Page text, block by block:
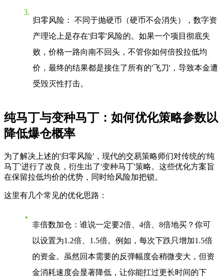
归零风险 ： 不同于抛硬币（硬币不会消失），数字资
产理论上是存在'归零'风险的。如果一个项目彻底失
败，价格一路向南不回头，不管你如何倍投拉低均
价，最终的结果都是接住了所有的'飞刀'，导致本金遭
受毁灭性打击。
纯马丁与变种马丁：如何优化策略参数以
降低爆仓概率
为了解决上述的'归零风险'，现代的交易策略师们对传统的'纯
马丁'进行了改良，衍生出了'变种马丁'策略。这些优化方案旨
在保留拉低均价的优势，同时给风险加把锁。
这里有几个常见的优化思路：
非倍数加仓 ：谁说一定要2倍、4倍、8倍地买？你可
以设置为1.2倍、1.5倍。例如，每次下跌只增加1.5倍
的资金。虽然回本需要的反弹幅度会稍微变大，但资
金消耗速度会显著降低，让你能扛过更长时间的下